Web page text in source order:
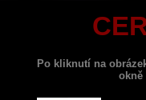
Po kliknutí na
okně